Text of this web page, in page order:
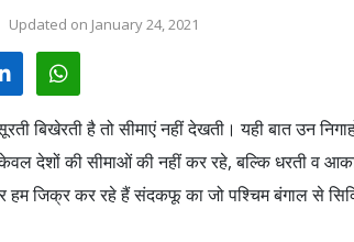
Updated on January 24, 2021
बिखेरती है तो सीमाएं नहीं देखती। यही बात उन
देशों की सीमाओं की नहीं कर रहे, बल्कि धरती व
हम जिक्र कर रहे हैं संदकफू का जो पश्चिम बंगाल से